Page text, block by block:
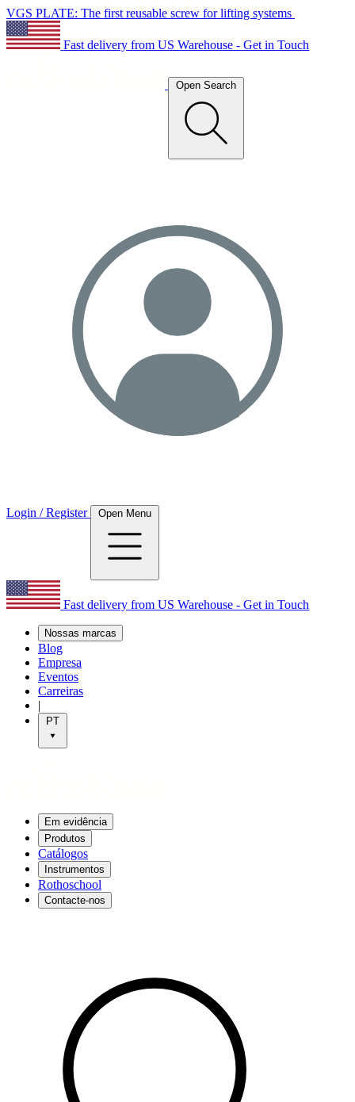
VGS PLATE: The first reusable screw for lifting systems
Fast delivery from US Warehouse - Get in Touch
Open Search
Login / Register Open Menu
Fast delivery from US Warehouse - Get in Touch
Nossas marcas
Blog
Empresa
Eventos
Carreiras
|
PT
Em evidência
Produtos
Catálogos
Instrumentos
Rothoschool
Contacte-nos